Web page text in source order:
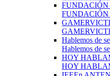
FUNDACIÓN
FUNDACIÓN
Hablemos de
Hablemos de
HOY
HOY